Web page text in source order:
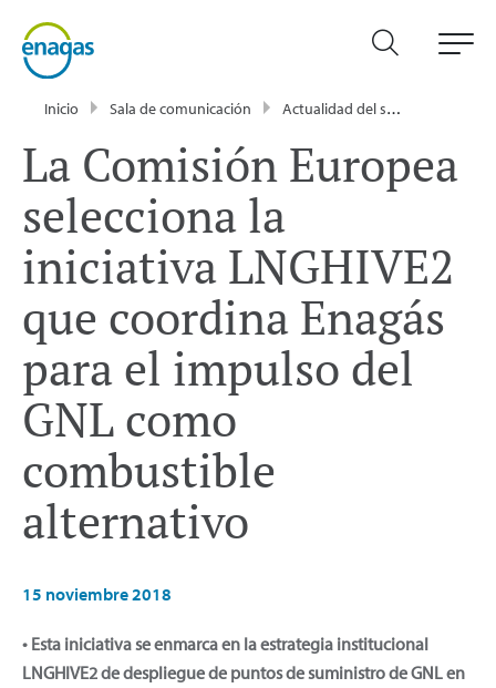
Inicio Sala de comunicación Actualidad del sector energético - Enagás
La Comisión Europea
selecciona la
iniciativa LNGHIVE2
que coordina Enagás
para el impulso del
GNL como
combustible
alternativo
15 noviembre 2018
• Esta iniciativa se enmarca en la estrategia institucional
LNGHIVE2 de despliegue de puntos de suministro de GNL en